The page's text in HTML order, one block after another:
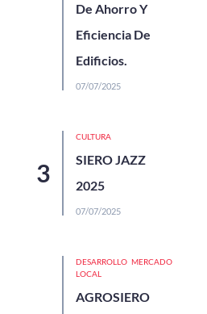
De Ahorro Y
Eficiencia De
Edificios.
07/07/2025
CULTURA
SIERO JAZZ
2025
07/07/2025
DESARROLLO
LOCAL
MERCADOS
AGROSIERO